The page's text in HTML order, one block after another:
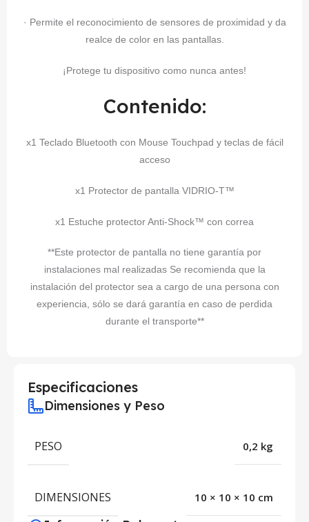
· Permite el reconocimiento de sensores de proximidad y da
realce de color en las pantallas.
¡Protege tu dispositivo como nunca antes!
Contenido:
x1 Teclado Bluetooth con Mouse Touchpad y teclas de fácil
acceso
x1 Protector de pantalla VIDRIO-T™
x1 Estuche protector Anti-Shock™ con correa
**Este protector de pantalla no tiene garantía por
instalaciones mal realizadas Se recomienda que la
instalación del protector sea a cargo de una persona con
experiencia, sólo se dará garantía en caso de perdida
durante el transporte**
Especificaciones
Dimensiones y Peso
PESO 0,2 kg
DIMENSIONES 10 × 10 × 10 cm